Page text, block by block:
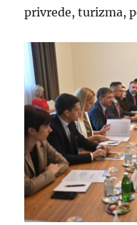
privrede, turizma,